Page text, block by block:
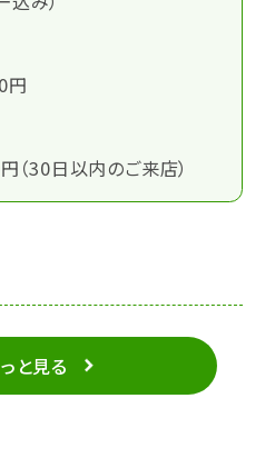
円
30日以内のご来店）
と見る